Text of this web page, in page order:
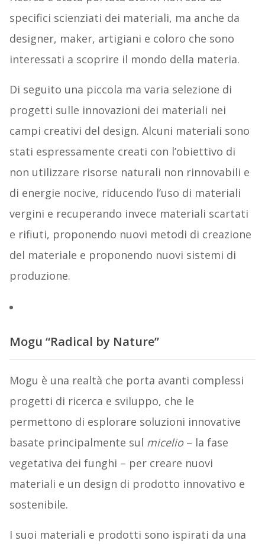
specifici scienziati dei materiali, ma anche da
designer, maker, artigiani e coloro che sono
interessati a scoprire il mondo della materia.
Di seguito una piccola ma varia selezione di
progetti sulle innovazioni dei materiali nei
campi creativi del design. Alcuni materiali sono
stati espressamente creati con l’obiettivo di
non utilizzare risorse naturali non rinnovabili e
di energie nocive, riducendo l’uso di materiali
vergini e recuperando invece materiali scartati
e rifiuti, proponendo nuovi metodi di creazione
del materiale e proponendo nuovi sistemi di
produzione.
Mogu “Radical by Nature”
Mogu è una realtà che porta avanti complessi
progetti di ricerca e sviluppo, che le
permettono di esplorare soluzioni innovative
basate principalmente sul micelio– la fase
vegetativa dei funghi – per creare nuovi
materiali e un design di prodotto innovativo e
sostenibile.
I suoi materiali e prodotti sono ispirati da una